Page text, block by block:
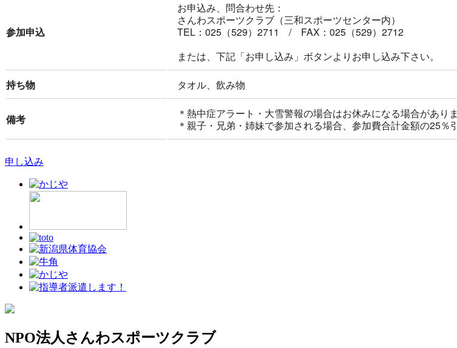
参加申込
お申込み、問合わせ先：
さんわスポーツクラブ（三和スポーツセンター内）
TEL：025（529）2711 / FAX：025（529）2712
または、下記「お申し込み」ボタンよりお申し込み下さい。
持ち物 タオル、飲み物
備考
＊熱中症アラート・大雪警報の場合はお休みになる場合がありま
＊親子・兄弟・姉妹で参加される場合、参加費合計金額の25％
申し込み
NPO法人さんわスポーツクラブ